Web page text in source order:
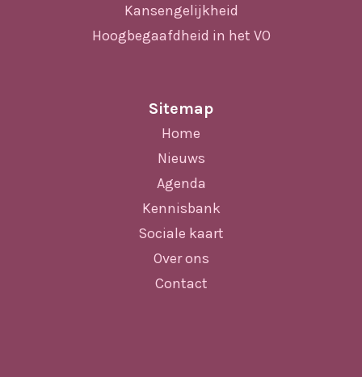
Kansengelijkheid
Hoogbegaafdheid in het VO
Sitemap
Home
Nieuws
Agenda
Kennisbank
Sociale kaart
Over ons
Contact